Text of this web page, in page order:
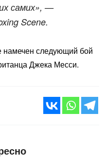
самих», —
Scene.
намечен следующий бой
Джека Месси.